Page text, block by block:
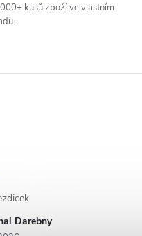
kusů zboží ve vlastním
Darebny